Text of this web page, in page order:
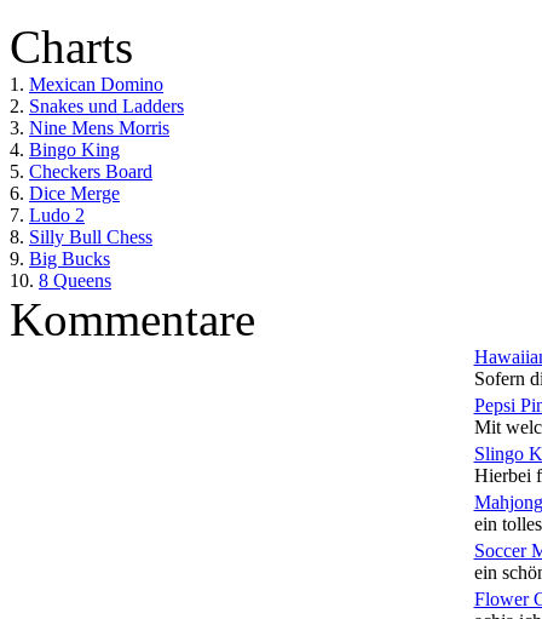
Charts
1. Mexican Domino
2. Snakes und Ladders
3. Nine Mens Morris
4. Bingo King
5. Checkers Board
6. Dice Merge
7. Ludo 2
8. Silly Bull Chess
9. Big Bucks
10. 8 Queens
Kommentare
Sofern
Pepsi
Mit
Slingo
Hierbei
ein
Soccer
ein
Flower